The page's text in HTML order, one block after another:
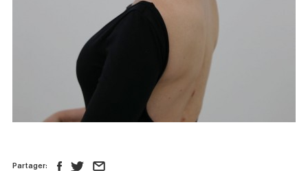
Nous joindre
Partager: